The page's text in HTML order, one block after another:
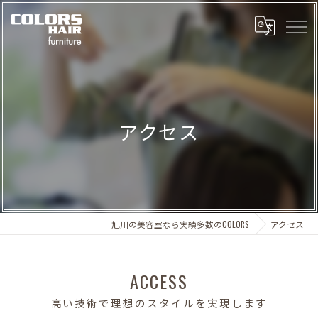
アクセス
旭川の美容室なら実績多数のCOLORS アクセス
高い技術で理想のスタイルを実現します
ACCESS